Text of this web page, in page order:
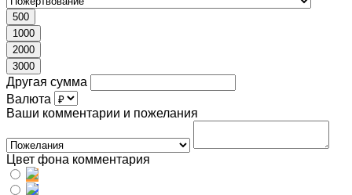
500
1000
2000
3000
Другая сумма
Валюта
Ваши комментарии и пожелания
Цвет фона комментария